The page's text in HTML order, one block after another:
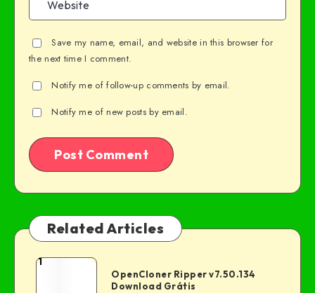
Save my name, email, and website in this browser for
the next time I comment.
Notify me of follow-up comments by email.
Notify me of new posts by email.
Related Articles
1
OpenCloner Ripper v7.50.134
Download Grátis